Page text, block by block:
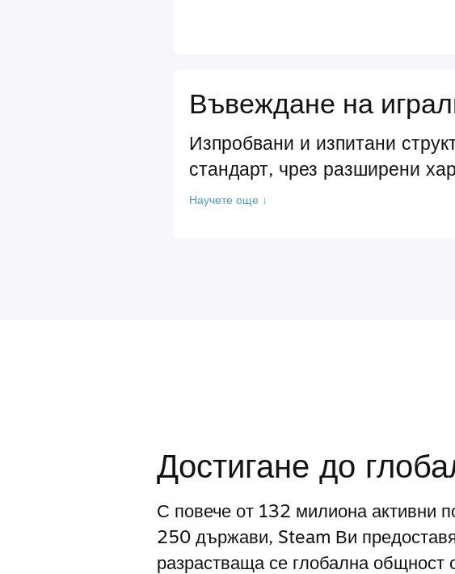
Въвеждане на
Изпробвани и изпитани
стандарт, чрез разширени
Научете още ↓
Достигане до
С повече от 132 милиона активни
250 държави, Steam Ви
разрастваща се глобална общност